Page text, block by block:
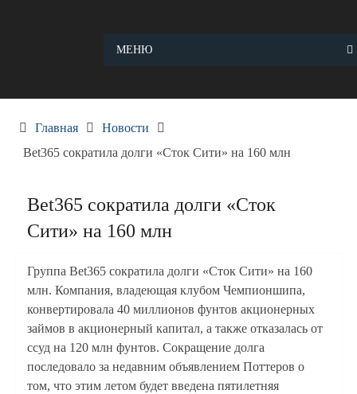
МЕНЮ
Главная
Новости
Bet365 сократила долги «Сток Сити» на 160 млн
Bet365 сократила долги «Сток
Сити» на 160 млн
Группа Bet365 сократила долги «Сток Сити» на 160
млн. Компания, владеющая клубом Чемпионшипа,
конвертировала 40 миллионов фунтов акционерных
займов в акционерный капитал, а также отказалась от
ссуд на 120 млн фунтов. Сокращение долга
последовало за недавним объявлением Поттеров о
том, что этим летом будет введена пятилетняя